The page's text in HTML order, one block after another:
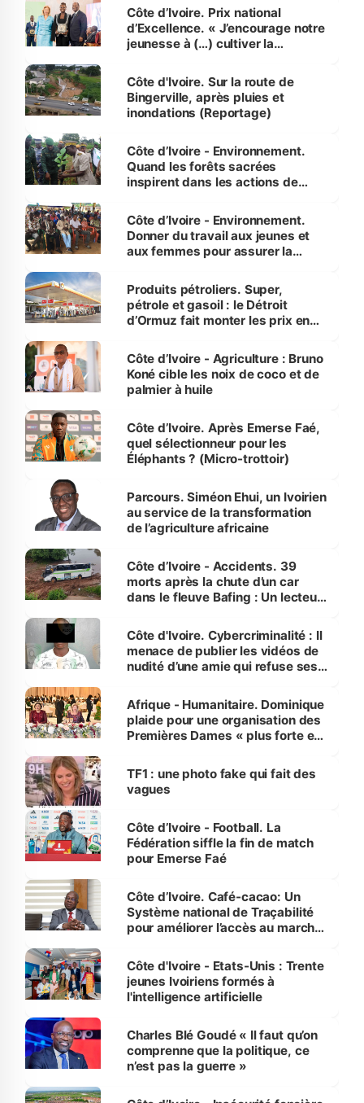
Côte d’Ivoire. Prix national
d’Excellence. « J’encourage notre
jeunesse à (…) cultiver la
(Alassane Ouattara
Côte d'Ivoire. Sur la route de
Bingerville, après pluies et
inondations (Reportage)
Côte d’Ivoire - Environnement.
Quand les forêts sacrées
inspirent dans les actions de
Côte d’Ivoire - Environnement.
Donner du travail aux jeunes et
aux femmes pour assurer la
menacées
Produits pétroliers. Super,
pétrole et gasoil : le Détroit
d’Ormuz fait monter les prix en
Côte d’Ivoire - Agriculture : Bruno
Koné cible les noix de coco et de
palmier à huile
Côte d’Ivoire. Après Emerse Faé,
quel sélectionneur pour les
Éléphants ? (Micro-trottoir)
Parcours. Siméon Ehui, un Ivoirien
au service de la transformation
de l’agriculture africaine
Côte d’Ivoire - Accidents. 39
morts après la chute d’un car
dans le fleuve Bafing : Un lecteur
des Transports
Côte d'Ivoire. Cybercriminalité : Il
menace de publier les vidéos de
nudité d’une amie qui refuse ses
Afrique - Humanitaire. Dominique
plaide pour une organisation des
Premières Dames « plus forte et
sur la scène internationale »
TF1 : une photo fake qui fait des
vagues
Côte d’Ivoire - Football. La
Fédération siffle la fin de match
pour Emerse Faé
Côte d’Ivoire. Café-cacao: Un
Système national de Traçabilité
pour améliorer l’accès au marché
Côte d'Ivoire - Etats-Unis : Trente
jeunes Ivoiriens formés à
l'intelligence artificielle
Charles Blé Goudé « Il faut qu’on
comprenne que la politique, ce
n’est pas la guerre »